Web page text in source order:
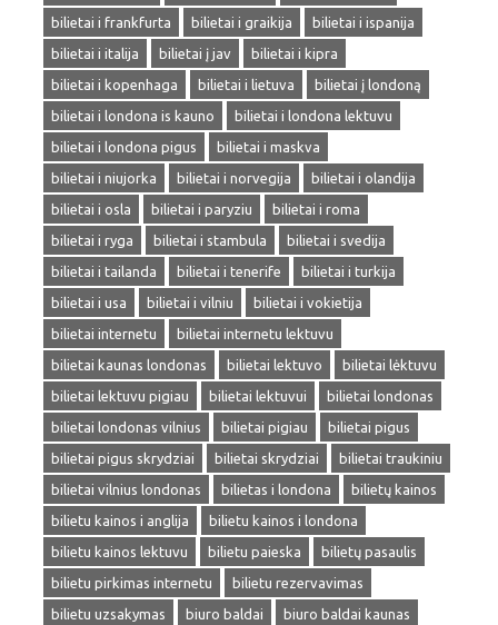
bilietai i frankfurta
bilietai i graikija
bilietai i ispanija
bilietai i italija
bilietai į jav
bilietai i kipra
bilietai i kopenhaga
bilietai i lietuva
bilietai į londoną
bilietai i londona is kauno
bilietai i londona lektuvu
bilietai i londona pigus
bilietai i maskva
bilietai i niujorka
bilietai i norvegija
bilietai i olandija
bilietai i osla
bilietai i paryziu
bilietai i roma
bilietai i ryga
bilietai i stambula
bilietai i svedija
bilietai i tailanda
bilietai i tenerife
bilietai i turkija
bilietai i usa
bilietai i vilniu
bilietai i vokietija
bilietai internetu
bilietai internetu lektuvu
bilietai kaunas londonas
bilietai lektuvo
bilietai lėktuvu
bilietai lektuvu pigiau
bilietai lektuvui
bilietai londonas
bilietai londonas vilnius
bilietai pigiau
bilietai pigus
bilietai pigus skrydziai
bilietai skrydziai
bilietai traukiniu
bilietai vilnius londonas
bilietas i londona
bilietų kainos
bilietu kainos i anglija
bilietu kainos i londona
bilietu kainos lektuvu
bilietu paieska
bilietų pasaulis
bilietu pirkimas internetu
bilietu rezervavimas
bilietu uzsakymas
biuro baldai
biuro baldai kaunas